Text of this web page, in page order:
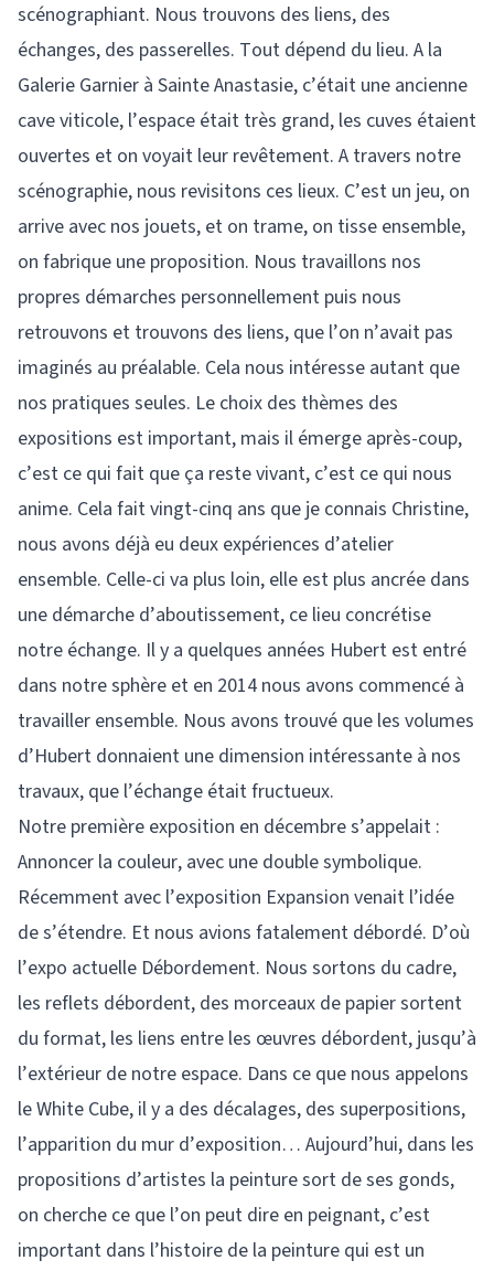
scénographiant. Nous trouvons des liens, des
échanges, des passerelles. Tout dépend du lieu. A la
Galerie Garnier à Sainte Anastasie, c’était une ancienne
cave viticole, l’espace était très grand, les cuves étaient
ouvertes et on voyait leur revêtement. A travers notre
scénographie, nous revisitons ces lieux. C’est un jeu, on
arrive avec nos jouets, et on trame, on tisse ensemble,
on fabrique une proposition. Nous travaillons nos
propres démarches personnellement puis nous
retrouvons et trouvons des liens, que l’on n’avait pas
imaginés au préalable. Cela nous intéresse autant que
nos pratiques seules. Le choix des thèmes des
expositions est important, mais il émerge après-coup,
c’est ce qui fait que ça reste vivant, c’est ce qui nous
anime. Cela fait vingt-cinq ans que je connais Christine,
nous avons déjà eu deux expériences d’atelier
ensemble. Celle-ci va plus loin, elle est plus ancrée dans
une démarche d’aboutissement, ce lieu concrétise
notre échange. Il y a quelques années Hubert est entré
dans notre sphère et en 2014 nous avons commencé à
travailler ensemble. Nous avons trouvé que les volumes
d’Hubert donnaient une dimension intéressante à nos
travaux, que l’échange était fructueux.
Notre première exposition en décembre s’appelait :
Annoncer la couleur, avec une double symbolique.
Récemment avec l’exposition Expansion venait l’idée
de s’étendre. Et nous avions fatalement débordé. D’où
l’expo actuelle Débordement. Nous sortons du cadre,
les reflets débordent, des morceaux de papier sortent
du format, les liens entre les œuvres débordent, jusqu’à
l’extérieur de notre espace. Dans ce que nous appelons
le White Cube, il y a des décalages, des superpositions,
l’apparition du mur d’exposition… Aujourd’hui, dans les
propositions d’artistes la peinture sort de ses gonds,
on cherche ce que l’on peut dire en peignant, c’est
important dans l’histoire de la peinture qui est un